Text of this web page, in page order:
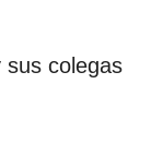
sus colegas